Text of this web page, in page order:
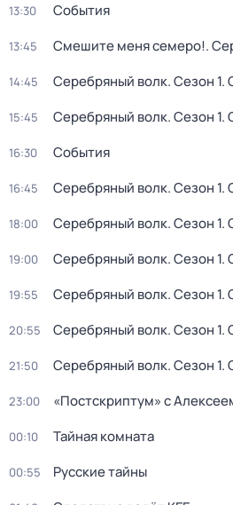
13:30 События
13:45 Смешите меня семеро!.
14:45 Серебряный волк. Сезон 1.
15:45 Серебряный волк. Сезон 1.
16:30 События
16:45 Серебряный волк. Сезон 1.
18:00 Серебряный волк. Сезон 1.
19:00 Серебряный волк. Сезон 1.
19:55 Серебряный волк. Сезон 1.
20:55 Серебряный волк. Сезон 1.
21:50 Серебряный волк. Сезон 1.
23:00 «Постскриптум» с
00:10 Тайная комната
00:55 Русские тайны